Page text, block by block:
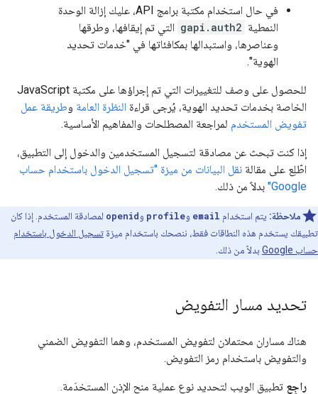
في حال استخدام مكتبة برامج API، عليك إزالة الوحدة
النمطية gapi.auth2 التي تم إيقافها، وطرقها
وعناصرها، واستبدالها بمكافئاتها في "خدمات تحديد
الهوية".
للحصول على وصف للتغييرات التي تم إجراؤها على مكتبة JavaScript
الخاصة بخدمات تحديد الهوية، يُرجى قراءة النظرة العامة وطريقة عمل
تفويض المستخدم لمراجعة المصطلحات والمفاهيم الأساسية.
إذا كنت تبحث عن مصادقة لتسجيل المستخدمين والدخول إلى التطبيق،
اطّلِع على مقالة نقل البيانات من ميزة "تسجيل الدخول باستخدام حساب
Google" بدلاً من ذلك.
ملاحظة: يتم استخدام email وprofile وopenid لمصادقة المستخدم. إذا كان
تطبيقك يستخدم هذه النطاقات فقط، ننصحك باستخدام ميزة تسجيل الدخول باستخدام
حساب Google
بدلاً من ذلك.
تحديد مسار التفويض
هناك مساران محتملان لتفويض المستخدم، وهما التفويض الضمني
والتفويض باستخدام رمز التفويض.
راجِع تطبيق الويب لتحديد نوع عملية منح الإذن المستخدَمة.